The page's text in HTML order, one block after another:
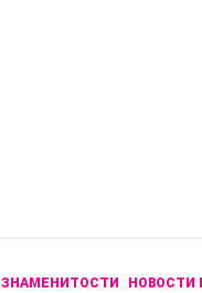
ЗНАМЕНИТОСТИ НОВОСТИ